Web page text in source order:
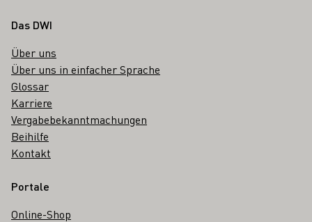
Fußbereich
Das DWI
Über uns
Über uns in einfacher Sprache
Glossar
Karriere
Vergabebekanntmachungen
Beihilfe
Kontakt
Portale
Online-Shop